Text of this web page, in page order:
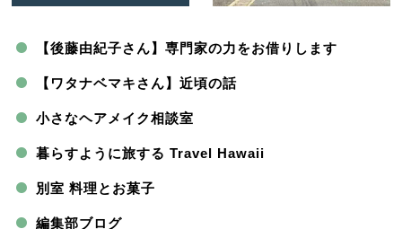
【後藤由紀子さん】専門家の力をお借りします
【ワタナベマキさん】近頃の話
小さなヘアメイク相談室
暮らすように旅する Travel Hawaii
別室 料理とお菓子
編集部ブログ